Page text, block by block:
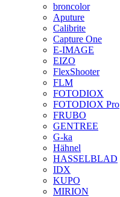
broncolor
Aputure
Calibrite
Capture One
E-IMAGE
EIZO
FlexShooter
FLM
FOTODIOX
FOTODIOX Pro
FRUBO
GENTREE
G-ka
Hähnel
HASSELBLAD
IDX
KUPO
MIRION